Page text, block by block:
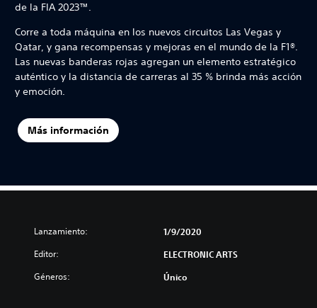
de la FIA 2023™.
Corre a toda máquina en los nuevos circuitos Las Vegas y
Qatar, y gana recompensas y mejoras en el mundo de la F1®.
Las nuevas banderas rojas agregan un elemento estratégico
auténtico y la distancia de carreras al 35 % brinda más acción
y emoción.
Más información
Lanzamiento: 1/9/2020
Editor: ELECTRONIC ARTS
Géneros: Único